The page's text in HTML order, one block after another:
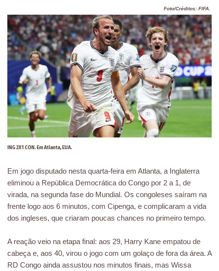
Foto/Créditos: FIFA.
ING 2X1 CON. Em Atlanta, EUA.
Em jogo disputado nesta quarta-feira em Atlanta, a Inglaterra
eliminou a República Democrática do Congo por 2 a 1, de
virada, na segunda fase do Mundial. Os congoleses saíram na
frente logo aos 6 minutos, com Cipenga, e complicaram a vida
dos ingleses, que criaram poucas chances no primeiro tempo.
A reação veio na etapa final: aos 29, Harry Kane empatou de
cabeça e, aos 40, virou o jogo com um golaço de fora da área. A
RD Congo ainda assustou nos minutos finais, mas Wissa